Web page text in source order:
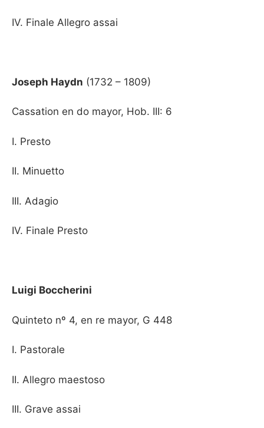
IV. Finale Allegro assai
Joseph Haydn (1732 – 1809)
Cassation en do mayor, Hob. III: 6
I. Presto
II. Minuetto
III. Adagio
IV. Finale Presto
Luigi Boccherini
Quinteto nº 4, en re mayor, G 448
I. Pastorale
II. Allegro maestoso
III. Grave assai